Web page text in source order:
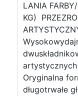
LANIA
KG)
Oryginalna
długotrwałe